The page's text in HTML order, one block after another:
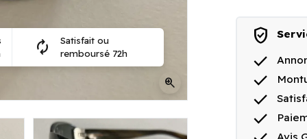
zoom_in
autorenew
Satisfait ou
remboursé 72h
verified_user
done
done
done
done